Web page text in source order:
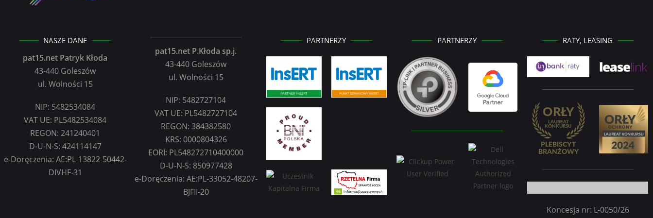
NASZE DANE
pat15.net Patryk Kłoda
43-440 Goleszów
ul. Wolności 15
NIP: 5482534084
VAT UE: PL5482534084
REGON: 241240401
D-U-N-S: 424114147
e-Doręczenia: AE:PL-13822-50442-
DIVHF-31
pat15.net P.Kłoda sp.j.
43-440 Goleszów
ul. Wolności 15
NIP: 5482727104
VAT UE: PL5482727104
REGON: 384382580
KRS: 0000804326
EORI: PL548272710400000
D-U-N-S: 850977428
e-Doręczenia: AE:PL-33052-48207-
BJFII-20
PARTNERZY PARTNERZY RATY, LEASING
Koncesja nr: L-0050/26